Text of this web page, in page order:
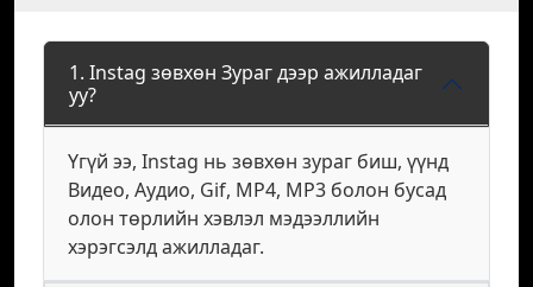
1. Instag зөвхөн Зураг дээр ажилладаг
уу?
Үгүй ээ, Instag нь зөвхөн зураг биш, үүнд
Видео, Аудио, Gif, MP4, MP3 болон бусад
олон төрлийн хэвлэл мэдээллийн
хэрэгсэлд ажилладаг.